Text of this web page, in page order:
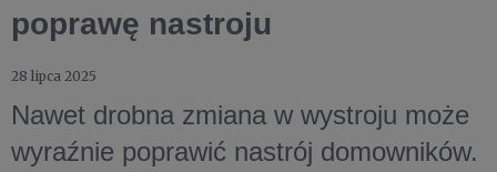
poprawę nastroju
28 lipca 2025
Nawet drobna zmiana w wystroju może
wyraźnie poprawić nastrój domowników.